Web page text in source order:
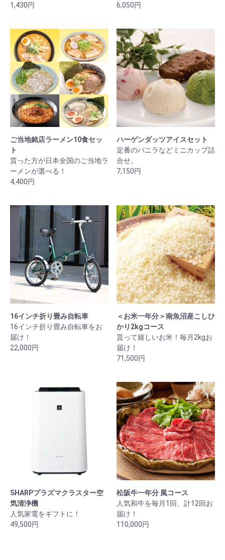
1,430円
6,050円
ご当地銘店ラーメン10食セッ
ト
貰った方が日本全国のご当地ラ
ーメンが選べる！
4,400円
ハーゲンダッツアイスセット
定番のバニラなどミニカップ詰
合せ。
7,150円
16インチ折り畳み自転車
16インチ折り畳み自転車をお
届け！
22,000円
＜お米一年分＞南魚沼産こしひ
かり2kgコース
貰って嬉しいお米！毎月2kgお
届け！
71,500円
SHARPプラズマクラスター空
気清浄機
人気家電をギフトに！
49,500円
松阪牛一年分 風コース
人気和牛を毎月1回、計12回お
届け！
110,000円